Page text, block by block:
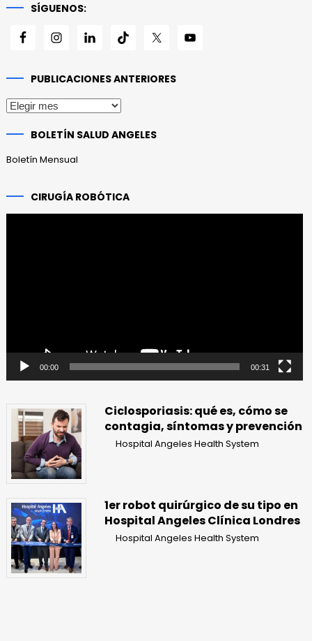
SÍGUENOS:
PUBLICACIONES ANTERIORES
Publicaciones
BOLETÍN SALUD ANGELES
Boletín Mensual
CIRUGÍA ROBÓTICA
00:00 00:31
Ciclosporiasis: qué es, cómo se
contagia, síntomas y prevención
Hospital Angeles Health System
1er robot quirúrgico de su tipo en
Hospital Angeles Clínica Londres
Hospital Angeles Health System